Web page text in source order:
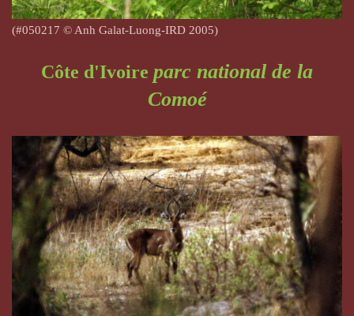
(#050217 © Anh Galat-Luong-IRD 2005)
Côte d'Ivoire parc national de la
Comoé